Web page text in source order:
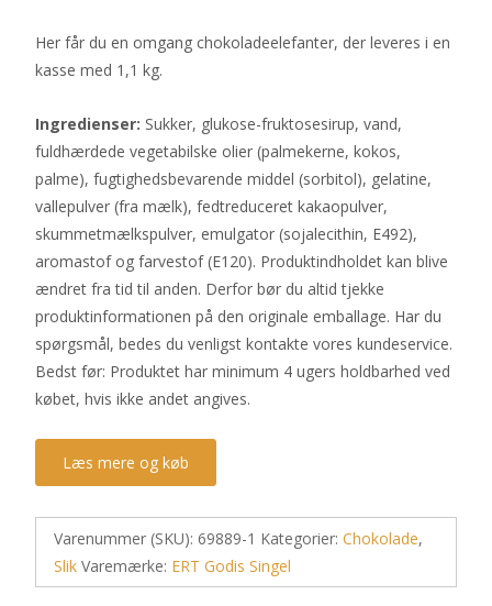
Her får du en omgang chokoladeelefanter, der leveres i en
kasse med 1,1 kg.
Ingredienser: Sukker, glukose-fruktosesirup, vand,
fuldhærdede vegetabilske olier (palmekerne, kokos,
palme), fugtighedsbevarende middel (sorbitol), gelatine,
vallepulver (fra mælk), fedtreduceret kakaopulver,
skummetmælkspulver, emulgator (sojalecithin, E492),
aromastof og farvestof (E120). Produktindholdet kan blive
ændret fra tid til anden. Derfor bør du altid tjekke
produktinformationen på den originale emballage. Har du
spørgsmål, bedes du venligst kontakte vores kundeservice.
Bedst før: Produktet har minimum 4 ugers holdbarhed ved
købet, hvis ikke andet angives.
Læs mere og køb
Varenummer (SKU): 69889-1 Kategorier: Chokolade,
Slik Varemærke: ERT Godis Singel